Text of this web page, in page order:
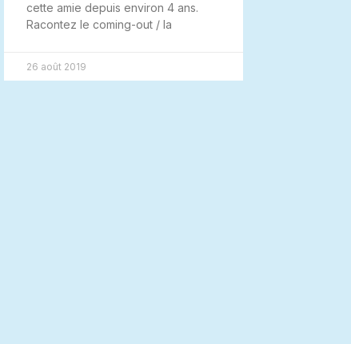
cette amie depuis environ 4 ans.
Racontez le coming-out / la
26 août 2019